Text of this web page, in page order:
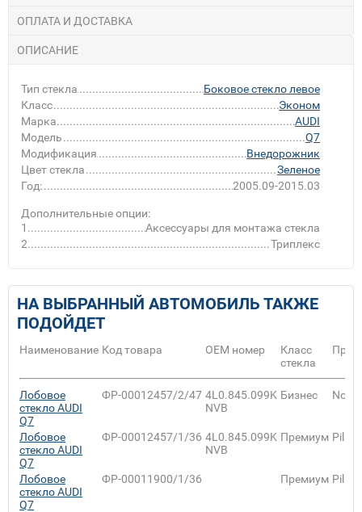
ОПЛАТА И ДОСТАВКА
ОПИСАНИЕ
Тип стекла
Боковое стекло левое
Класс
Эконом
Марка
AUDI
Модель
Q7
Модификация
Внедорожник
Цвет стекла
Зеленое
Год:
2005.09-2015.03
Дополнительные опции:
1
Аксессуары для монтажа стекла
2
Триплекс
НА ВЫБРАННЫЙ АВТОМОБИЛЬ ТАКЖЕ
ПОДОЙДЕТ
Наименование Код товара ОЕМ номер
Класс
стекла
Лобовое
стекло AUDI
Q7
ФР-00012457/2/47 4L0.845.099K
NVB
Бизнес
Лобовое
стекло AUDI
Q7
ФР-00012457/1/36 4L0.845.099K
NVB
Премиум
Лобовое
стекло AUDI
Q7
ФР-00011900/1/36 Премиум